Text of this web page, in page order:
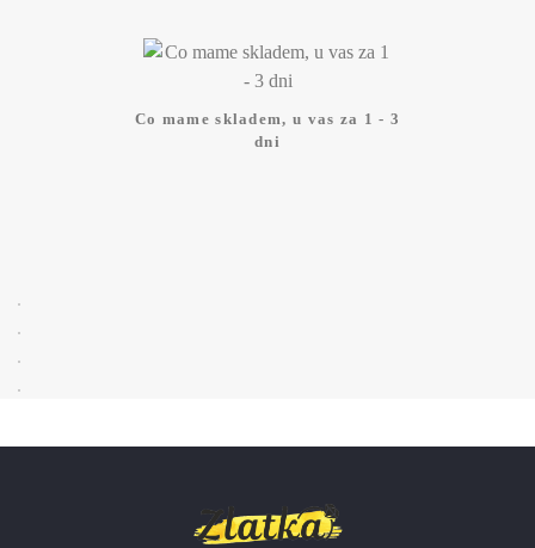
Co mame skladem, u vas za 1 - 3
dni